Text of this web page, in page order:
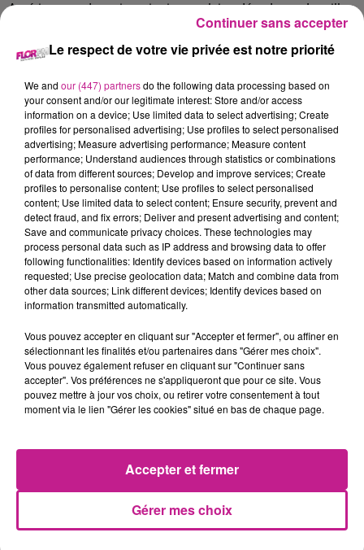
Amérique moderne imaginaire en pleine décadence. La ville
de New Rome doit absolument changer, ce qui crée un conflit
majeur entre César Catilina, artiste de génie ayant le pouvoir
Cicero. Le premier rêve d’un avenir utopique idéal alors que
le second reste très attaché à un statu quo régressif
protecteur de la cupidité, des privilèges et des milices
privées. La fille du maire et jet-setteuse Julia Cicero,
amoureuse de César Catilina, est tiraillée entre les deux
hommes et devra découvrir ce qui lui semble le meilleur pour
l’avenir de l’humanité.
Cet élément est masqué compte-tenu du refus du
dépôt de cookies que vous avez exprimé. Si vous
souhaitez l'afficher, merci de nous donner votre accord
Afficher l'élément
TITRES DIFFUSÉS Voir plus
Le respect de votre vie privée est notre priorité
We and our (447) partnersdo the following data processing based on
your consent and/or our legitimate interest: Store and/or access
information on a device; Use limited data to select advertising; Create
profiles for personalised advertising; Use profiles to select personalised
advertising; Measure advertising performance; Measure content
performance; Understand audiences through statistics or combinations
of data from different sources; Develop and improve services; Create
profiles to personalise content; Use profiles to select personalised
content; Use limited data to select content; Ensure security, prevent and
detect fraud, and fix errors; Deliver and present advertising and content;
Save and communicate privacy choices. These technologies may
process personal data such as IP address and browsing data to offer
following functionalities: Identify devices based on information actively
requested; Use precise geolocation data; Match and combine data from
other data sources; Link different devices; Identify devices based on
information transmitted automatically.
Vous pouvez accepter en cliquant sur "Accepter et fermer", ou affiner en
sélectionnant les finalités et/ou partenaires dans "Gérer mes choix".
Vous pouvez également refuser en cliquant sur "Continuer sans
accepter". Vos préférences ne s'appliqueront que pour ce site. Vous
pouvez mettre à jour vos choix, ou retirer votre consentement à tout
moment via le lien "Gérer les cookies" situé en bas de chaque page.
Gérer mes choix
Accepter et fermer
Continuer sans accepter